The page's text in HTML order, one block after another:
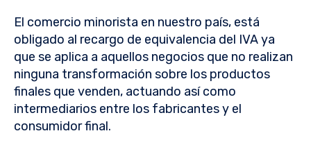
El comercio minorista en nuestro país, está
obligado al recargo de equivalencia del IVA ya
que se aplica a aquellos negocios que no realizan
ninguna transformación sobre los productos
finales que venden, actuando así como
intermediarios entre los fabricantes y el
consumidor final.